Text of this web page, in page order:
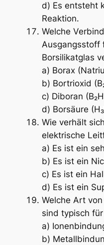
d) Es entsteht
Reaktion.
Welche
Ausgangsstoff
Borsilikatglas
a) Borax
b) Bortrioxid
c) Diboran
d) Borsäure
Wie verhält
elektrische
a) Es ist ein
b) Es ist ein
c) Es ist ein
d) Es ist ein
Welche Art
sind typisch
a)
b)